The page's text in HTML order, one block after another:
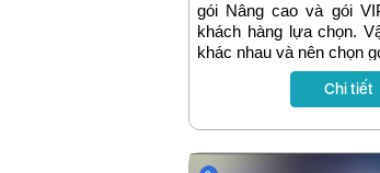
gói Nâng cao và gói
khách hàng lựa chọn.
khác nhau và nên chọn
Chi tiết